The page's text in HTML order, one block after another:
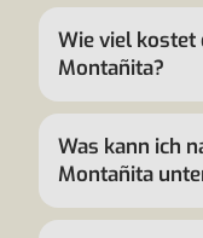
Wie viel kostet
Montañita?
Was kann ich
Montañita